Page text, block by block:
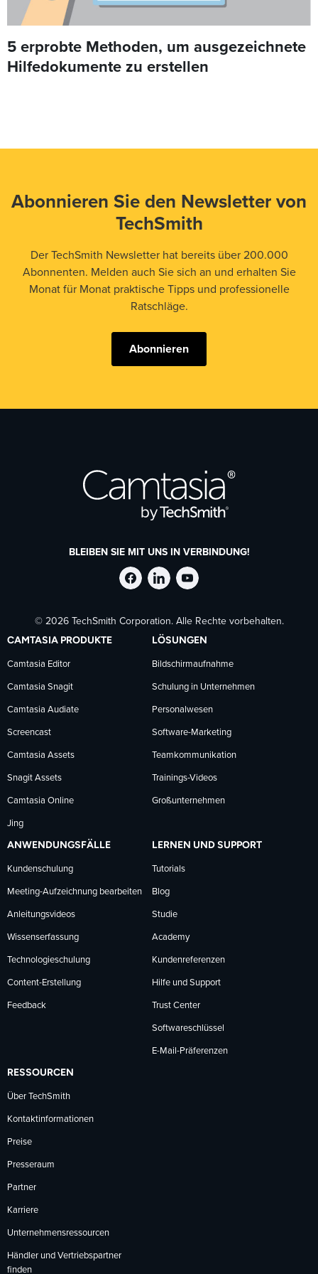
5 erprobte Methoden, um ausgezeichnete
Hilfedokumente zu erstellen
Abonnieren Sie den Newsletter von
TechSmith
Der TechSmith Newsletter hat bereits über 200.000
Abonnenten. Melden auch Sie sich an und erhalten Sie
Monat für Monat praktische Tipps und professionelle
Ratschläge.
Abonnieren
BLEIBEN SIE MIT UNS IN VERBINDUNG!
TechSmith
auf
Facebook
folgen
TechSmith
auf
LinkedIn
folgen
TechSmith
auf
YouTube
folgen
© 2026 TechSmith Corporation. Alle Rechte vorbehalten.
CAMTASIA PRODUKTE
Camtasia Editor
Camtasia Snagit
Camtasia Audiate
Screencast
Camtasia Assets
Snagit Assets
Camtasia Online
Jing
LÖSUNGEN
Bildschirmaufnahme
Schulung in Unternehmen
Personalwesen
Software-Marketing
Teamkommunikation
Trainings-Videos
Großunternehmen
ANWENDUNGSFÄLLE
Kundenschulung
Meeting-Aufzeichnung bearbeiten
Anleitungsvideos
Wissenserfassung
Technologieschulung
Content-Erstellung
Feedback
LERNEN UND SUPPORT
Tutorials
Blog
Studie
Academy
Kundenreferenzen
Hilfe und Support
Trust Center
Softwareschlüssel
E-Mail-Präferenzen
RESSOURCEN
Über TechSmith
Kontaktinformationen
Preise
Presseraum
Partner
Karriere
Unternehmensressourcen
Händler und Vertriebspartner
finden